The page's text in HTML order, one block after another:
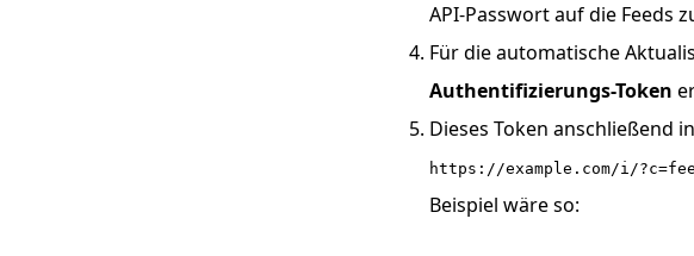
API-Passwort auf die Feeds
Für die automatische
Authentifizierungs-Token
Dieses Token anschließend
https://example.com/i/
Beispiel wäre so: